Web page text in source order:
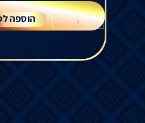
-
+ הוספה